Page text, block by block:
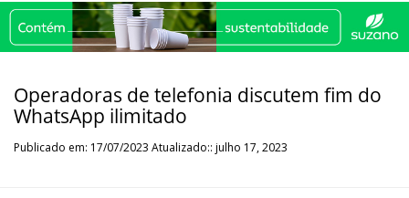
Operadoras de telefonia discutem fim do
WhatsApp ilimitado
Publicado em: 17/07/2023 Atualizado:: julho 17, 2023